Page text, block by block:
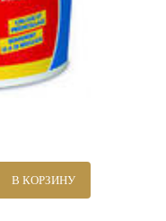
В КОРЗИНУ